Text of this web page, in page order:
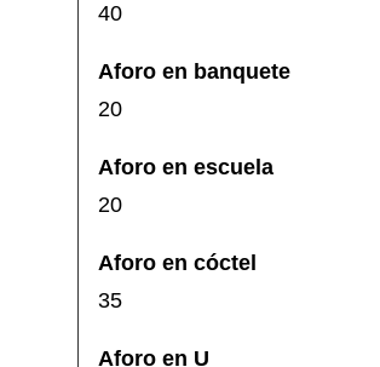
40
20
20
35